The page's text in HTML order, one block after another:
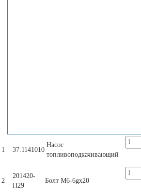
1 37.1141010
Насос
топливоподкачивающий
2
201420-
П29
Болт М6-6gх20